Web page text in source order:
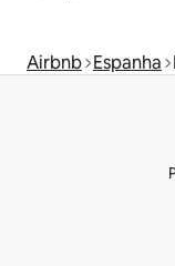
Airbnb Espanha